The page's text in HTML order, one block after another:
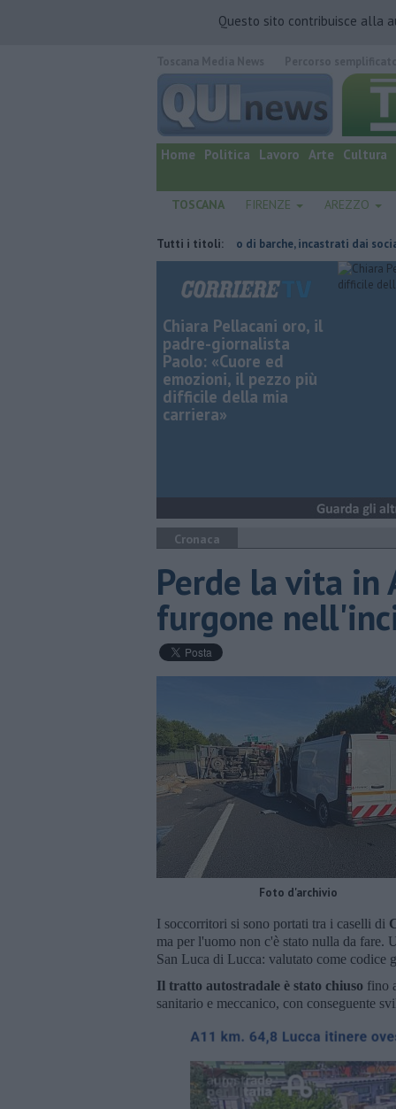
Questo sito contribuisce alla
quotidiano online.
Home Politica Lavoro Arte Cultura
TOSCANA FIRENZE AREZZO
Tutti i titoli:
Noleggio abusivo di barche, incastrati dai social
Chiara Pellacani oro, il
padre-giornalista
Paolo: «Cuore ed
emozioni, il pezzo più
difficile della mia
carriera»
Cronaca
Perde la vita in
furgone
Foto d'archivio
I soccorritori si sono portati tra i caselli di
ma per l'uomo non c'è stato nulla da fare.
San Luca di Lucca: valutato come codice
Il tratto autostradale è stato chiuso fino
sanitario e meccanico, con conseguente